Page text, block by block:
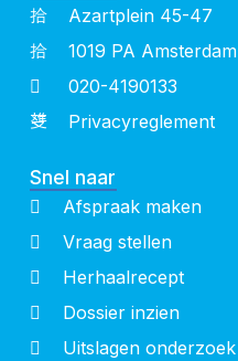
Azartplein 45-47
1019 PA Amsterdam
020-4190133
Privacyreglement
Snel naar
Afspraak maken
Vraag stellen
Herhaalrecept
Dossier inzien
Uitslagen onderzoek